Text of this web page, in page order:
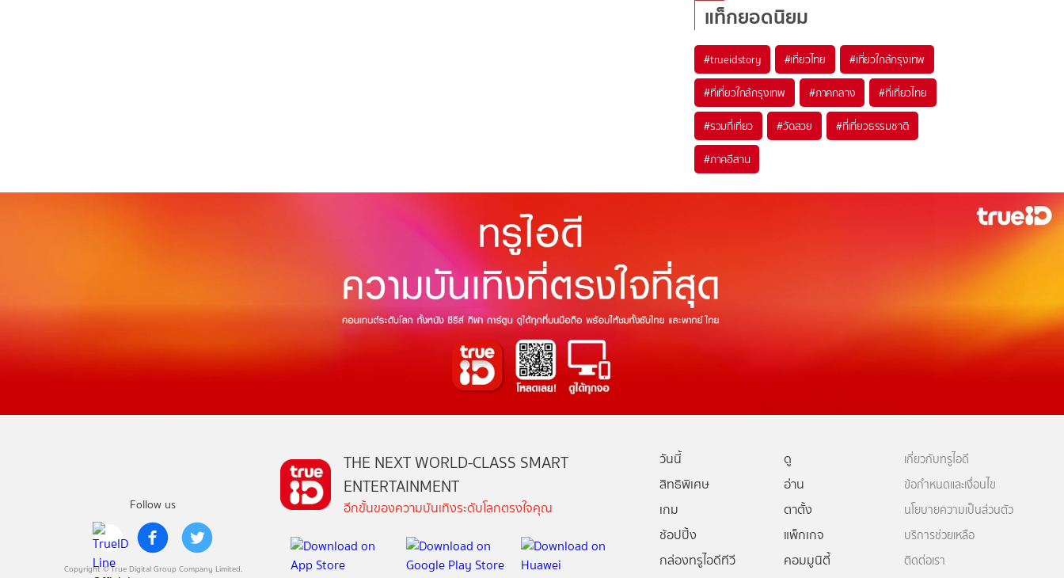
แท็กยอดนิยม
#trueidstory #เที่ยวไทย #เที่ยวใกล้กรุงเทพ
#ที่เที่ยวใกล้กรุงเทพ #ภาคกลาง #ที่เที่ยวไทย
#รวมที่เที่ยว #วัดสวย #ที่เที่ยวธรรมชาติ
#ภาคอีสาน
Follow us
Copyright © True Digital Group Company Limited.
THE NEXT WORLD-CLASS SMART
ENTERTAINMENT
อีกขั้นของความบันเทิงระดับโลกตรงใจคุณ
วันนี้
ดู
สิทธิพิเศษ
อ่าน
เกม
ตาตั้ง
ช้อปปิ้ง
แพ็กเกจ
กล่องทรูไอดีทีวี
คอมมูนิตี้
เกี่ยวกับทรูไอดี
ข้อกำหนดและเงื่อนไข
นโยบายความเป็นส่วนตัว
บริการช่วยเหลือ
ติดต่อเรา